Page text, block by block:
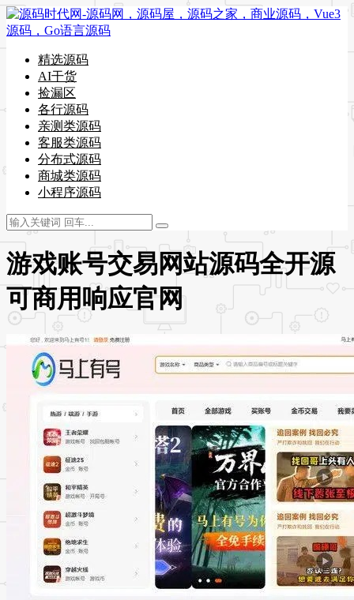
精选源码
AI干货
捡漏区
各行源码
亲测类源码
客服类源码
分布式源码
商城类源码
小程序源码
游戏账号交易网站源码全开源
可商用响应官网